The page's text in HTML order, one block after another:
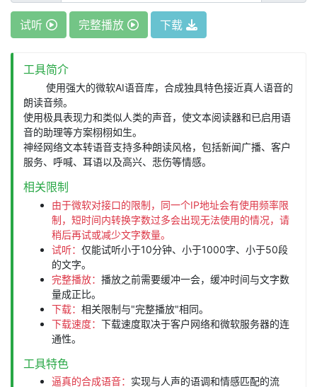
试听 完整播放 下载
工具简介
使用强大的微软AI语音库，合成独具特色接近真人语音的
朗读音频。
使用极具表现力和类似人类的声音，使文本阅读器和已启用语
音的助理等方案栩栩如生。
神经网络文本转语音支持多种朗读风格，包括新闻广播、客户
服务、呼喊、耳语以及高兴、悲伤等情感。
相关限制
由于微软对接口的限制，同一个IP地址会有使用频率限
制，短时间内转换字数过多会出现无法使用的情况，请
稍后再试或减少文字数量。
试听：仅能试听小于10分钟、小于1000字、小于50段
的文字。
完整播放：播放之前需要缓冲一会，缓冲时间与文字数
量成正比。
下载：相关限制与"完整播放"相同。
下载速度：下载速度取决于客户网络和微软服务器的连
通性。
工具特色
逼真的合成语音： 实现与人声的语调和情感匹配的流